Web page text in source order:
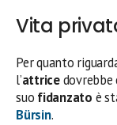
Vita
Per quanto
l’attricedovrebbe
suo fidanzato è
Bürsin.